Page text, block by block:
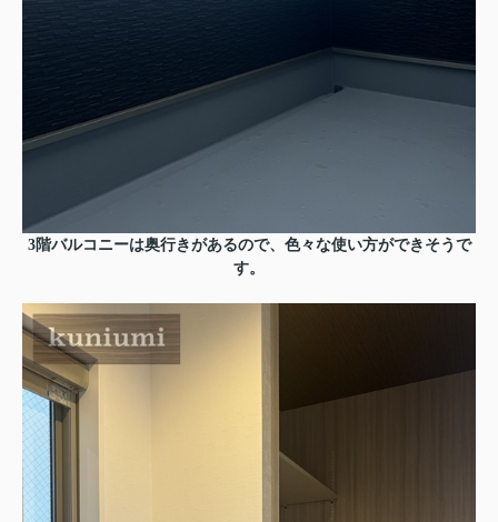
3階バルコニーは奥行きがあるので、色々な使い方ができそうで
す。